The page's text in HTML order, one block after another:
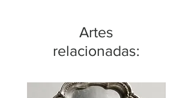
estudado muito, meditado, conversado
com Deus, vivido, sentido e enxergado cada
vez mais sinais. Todos os dias, em todos os
atenção eu presto, mais Deus fala comigo.
Através de pequenas coisas mesmo, eu só
Artes
relacionadas: